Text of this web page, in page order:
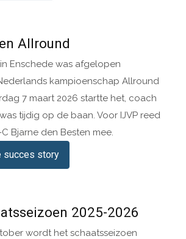
Allround
Enschede was afgelopen
kampioenschap Allround
7 maart 2026 startte het, coach
tijdig op de baan. Voor IJVP reed
Bjarne den Besten mee.
succes story
2025-2026
wordt het schaatsseizoen